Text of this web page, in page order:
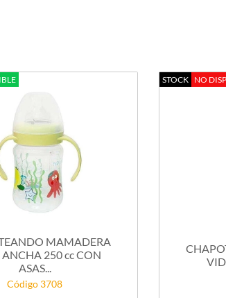
MAMADERA
250 cc CON
ASAS...
Código 3708
STOCK NO